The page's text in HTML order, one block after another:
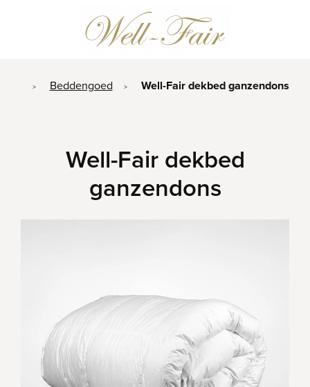
> Beddengoed > Well-Fair dekbed ganzendons
Well-Fair dekbed
ganzendons